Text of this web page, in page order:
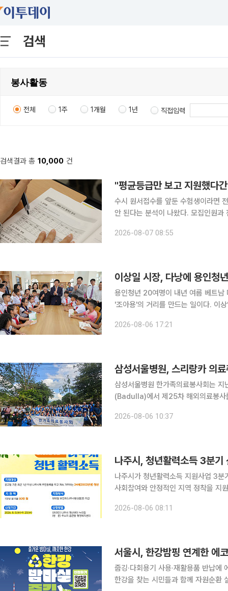
검색
전체 1주 1개월 1년 직접입력
검색결과 총 10,000 건
"평균등급만 보고 지원했다
수시 원서접수를 앞둔 수험생이라면
안 된다는 분석이 나왔다. 모집인원
전 점검할 입결 분석 포인트'를 통해
2026-08-07 08:55
이상일 시장, 다낭에 용인청
용인청년 20여명이 내년 여름 베트남
'조아용'의 거리를 만드는 일이다. 이상
안 꽝푸구 당서기, 후인응옥바 인민위
2026-08-06 17:21
삼성서울병원, 스리랑카 의
삼성서울병원 한가족의료봉사회는
(Badulla)에서 제25차 해외의료봉사를 진행했다고 6일
대책과 스리랑카 보건국, 바둘라 주정
2026-08-06 10:37
나주시, 청년활력소득 3분기
나주시가 청년활력소득 지원사업 3분기 참여자를 모집한다.
사회참여와 안정적인 지역 정착을 지
2002년생 청년이다. 사회관계망서
2026-08-06 08:11
서울시, 한강밤핑 연계한 에
줍깅·다회용기 사용·재활용품 반납에 에코마일리지 적립 서울시
한강을 찾는 시민들과 함께 자원순환 실천에 나선다. 5일 서울시는 한